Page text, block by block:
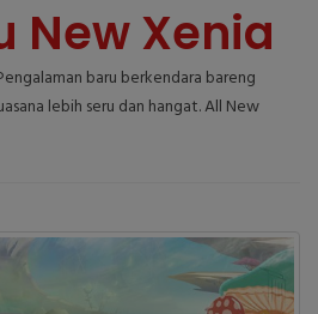
New Xenia
baru berkendara bareng
lebih seru dan hangat. All New